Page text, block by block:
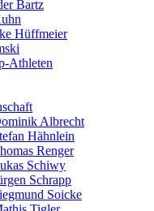
Bartz
Hüffmeier
Athleten
Albrecht
Hähnlein
Renger
Schiwy
Schrapp
Soicke